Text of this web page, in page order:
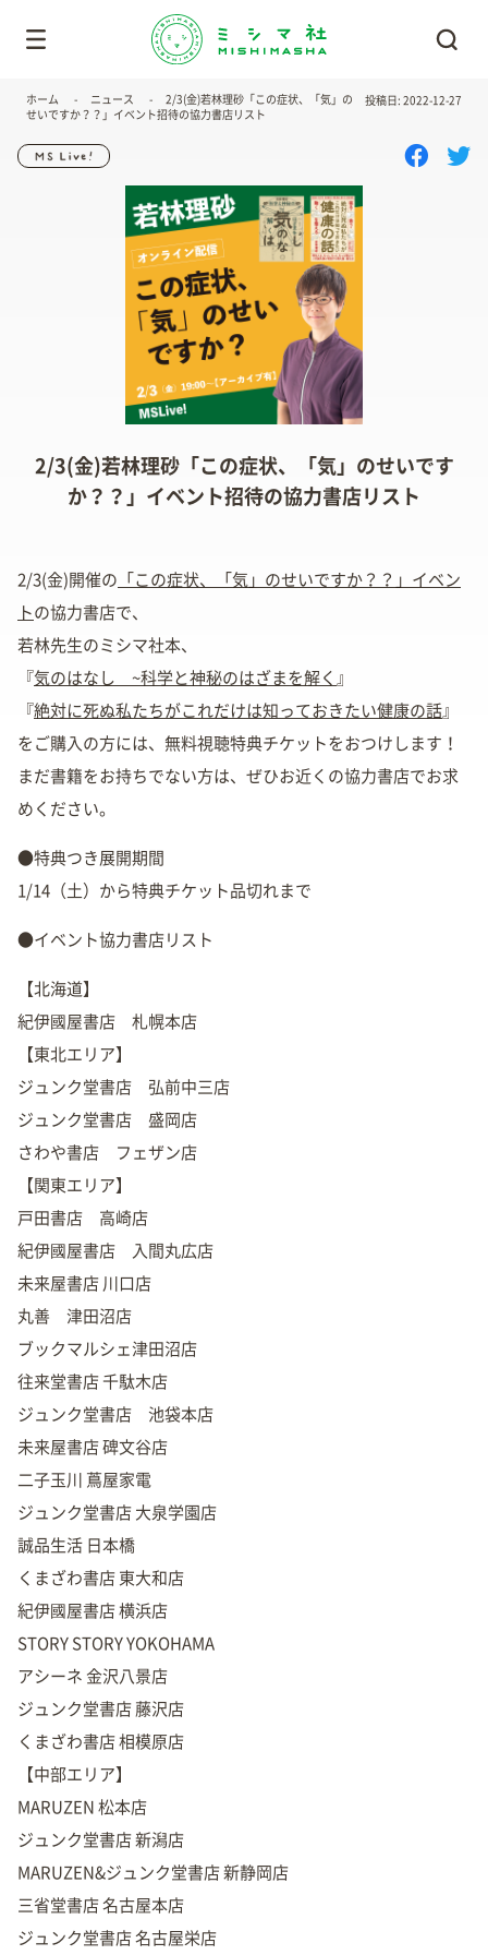
ホーム ニュース
2/3(金)若林理砂「この症状、「気」の
せいですか？？」イベント招待の協力書店リスト
投稿日: 2022-12-27
2/3(金)若林理砂「この症状、「気」のせいです
か？？」イベント招待の協力書店リスト
2/3(金)開催の 「この症状、「気」のせいですか？？」イベン
ト の協力書店で、
若林先生のミシマ社本、
『気のはなし ~科学と神秘のはざまを解く 』
『絶対に死ぬ私たちがこれだけは知っておきたい健康の話 』
をご購入の方には、無料視聴特典チケットをおつけします！
まだ書籍をお持ちでない方は、ぜひお近くの協力書店でお求
めください。
●特典つき展開期間
1/14（土）から特典チケット品切れまで
●イベント協力書店リスト
【北海道】
紀伊國屋書店 札幌本店
【東北エリア】
ジュンク堂書店 弘前中三店
ジュンク堂書店 盛岡店
さわや書店 フェザン店
【関東エリア】
戸田書店 高崎店
紀伊國屋書店 入間丸広店
未来屋書店 川口店
丸善 津田沼店
ブックマルシェ津田沼店
往来堂書店 千駄木店
ジュンク堂書店 池袋本店
未来屋書店 碑文谷店
二子玉川 蔦屋家電
ジュンク堂書店 大泉学園店
誠品生活 日本橋
くまざわ書店 東大和店
紀伊國屋書店 横浜店
STORY STORY YOKOHAMA
アシーネ 金沢八景店
ジュンク堂書店 藤沢店
くまざわ書店 相模原店
【中部エリア】
MARUZEN 松本店
ジュンク堂書店 新潟店
MARUZEN&ジュンク堂書店 新静岡店
三省堂書店 名古屋本店
ジュンク堂書店 名古屋栄店